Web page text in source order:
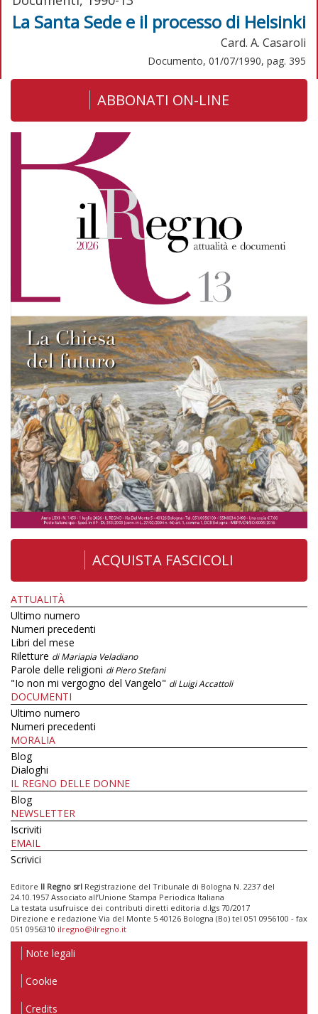
La Santa Sede e il processo di Helsinki
Card. A. Casaroli
Documento, 01/07/1990, pag. 395
ABBONATI ON-LINE
ACQUISTA FASCICOLI
ATTUALITÀ
Ultimo numero
Numeri precedenti
Libri del mese
Riletture di Mariapia Veladiano
Parole delle religioni di Piero Stefani
"Io non mi vergogno del Vangelo" di Luigi Accattoli
DOCUMENTI
Ultimo numero
Numeri precedenti
MORALIA
Blog
Dialoghi
IL REGNO DELLE DONNE
Blog
NEWSLETTER
Iscriviti
EMAIL
Scrivici
Editore Il Regno srl Registrazione del Tribunale di Bologna N. 2237 del
24.10.1957 Associato all’Unione Stampa Periodica Italiana
La testata usufruisce dei contributi diretti editoria d.lgs 70/2017
Direzione e redazione Via del Monte 5 40126 Bologna (Bo) tel 051 0956100 - fax
051 0956310 ilregno@ilregno.it
Note legali
Cookie
Credits